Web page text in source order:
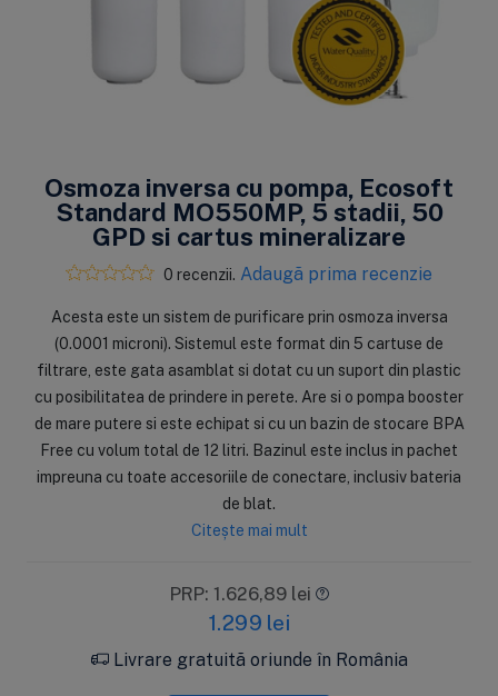
Osmoza inversa cu pompa, Ecosoft
Standard MO550MP, 5 stadii, 50
GPD si cartus mineralizare
0 recenzii. Adaugă prima recenzie
Acesta este un sistem de purificare prin osmoza inversa
(0.0001 microni). Sistemul este format din 5 cartuse de
filtrare, este gata asamblat si dotat cu un suport din plastic
cu posibilitatea de prindere in perete. Are si o pompa booster
de mare putere si este echipat si cu un bazin de stocare BPA
Free cu volum total de 12 litri. Bazinul este inclus in pachet
impreuna cu toate accesoriile de conectare, inclusiv bateria
de blat.
Citește mai mult
PRP: 1.626,89 lei
1.299 lei
Livrare gratuită oriunde în România